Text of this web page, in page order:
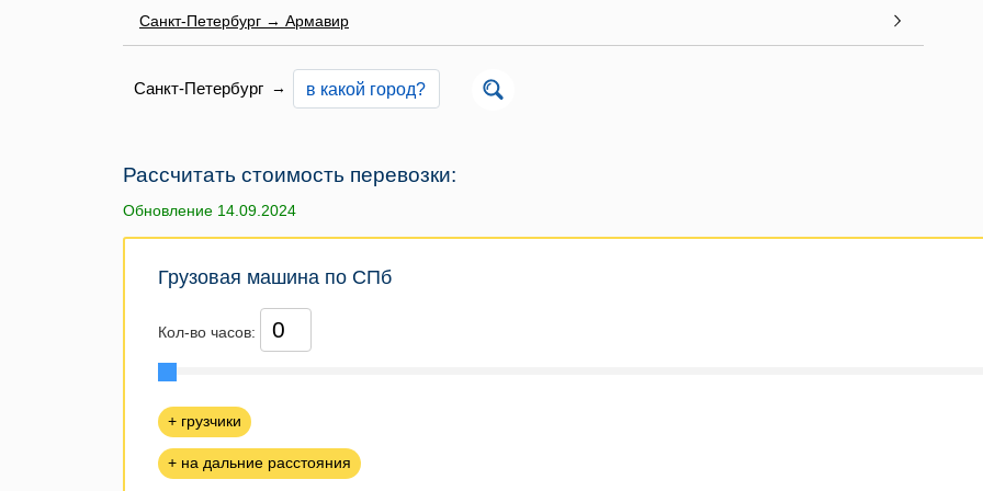
Санкт-Петербург → Армавир
Санкт-Петербург →
Рассчитать стоимость перевозки:
Обновление 14.09.2024
Грузовая машина по СПб
Кол-во часов:
+ грузчики
+ на дальние расстояния